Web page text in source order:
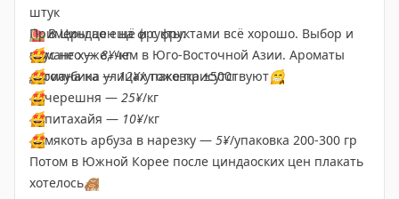
штук
🍉В Циндао ещё и с фруктами всё хорошо. Выбор и
вкус не хуже, чем в Юго-Восточной Азии. Ароматы
дуриана на улицах тоже присутствуют😁
Примеры цен на фрукты:
🤩манго —8¥/кг
🤩голубика —12¥/упаковка ±500г
🤩черешня — 25¥/кг
🤩питахайя — 10¥/кг
🤩мякоть арбуза в нарезку — 5¥/упаковка 200-300 гр
Потом в Южной Корее после циндаоских цен плакать
хотелось🙈